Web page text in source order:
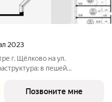
2023
г. Щёлково на ул.
в пешей
комплексом расположены
красоты и
Позвоните мне